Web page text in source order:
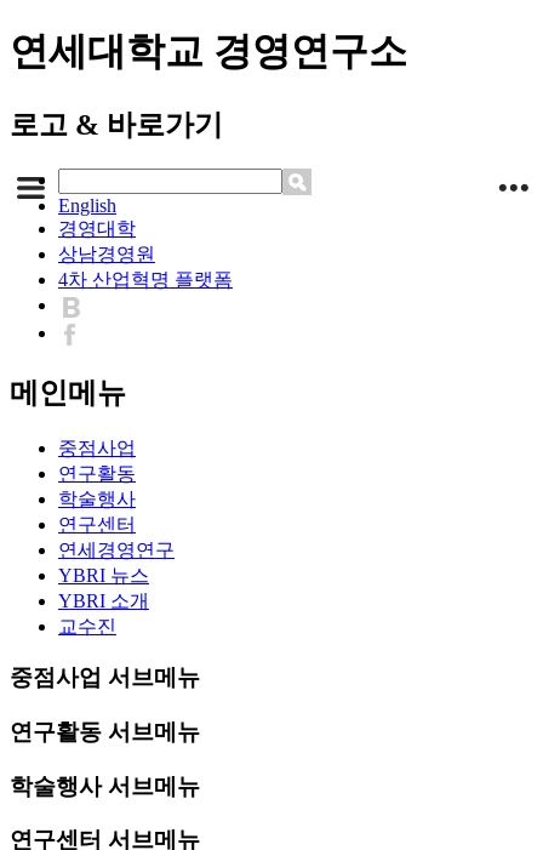
연세대학교 경영연구소
로고 & 바로가기
English
경영대학
상남경영원
4차 산업혁명 플랫폼
메인메뉴
중점사업
연구활동
학술행사
연구센터
연세경영연구
YBRI 뉴스
YBRI 소개
교수진
중점사업 서브메뉴
연구활동 서브메뉴
학술행사 서브메뉴
연구센터 서브메뉴